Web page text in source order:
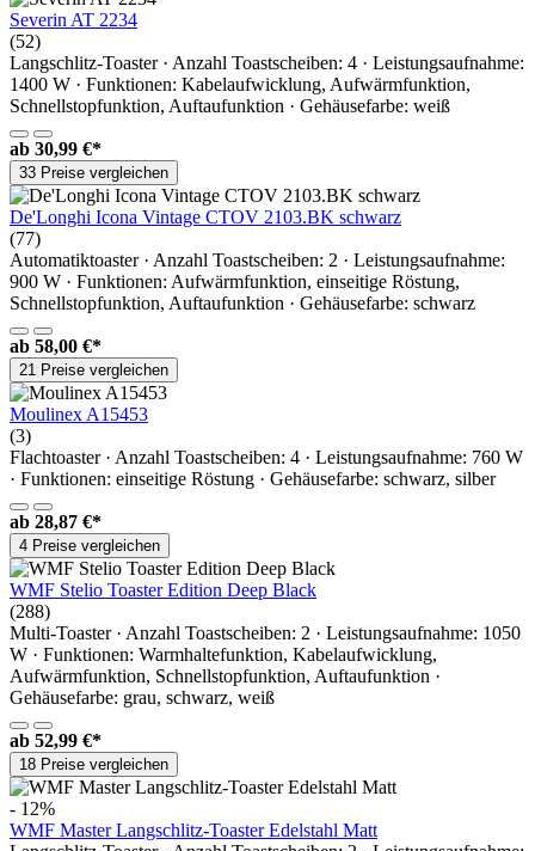
Severin AT 2234
(52)
Langschlitz-Toaster · Anzahl Toastscheiben: 4 · Leistungsaufnahme:
1400 W · Funktionen: Kabelaufwicklung, Aufwärmfunktion,
Schnellstopfunktion, Auftaufunktion · Gehäusefarbe: weiß
ab 30,99 €*
33 Preise vergleichen
De'Longhi Icona Vintage CTOV 2103.BK schwarz
(77)
Automatiktoaster · Anzahl Toastscheiben: 2 · Leistungsaufnahme:
900 W · Funktionen: Aufwärmfunktion, einseitige Röstung,
Schnellstopfunktion, Auftaufunktion · Gehäusefarbe: schwarz
ab 58,00 €*
21 Preise vergleichen
Moulinex A15453
(3)
Flachtoaster · Anzahl Toastscheiben: 4 · Leistungsaufnahme: 760 W
· Funktionen: einseitige Röstung · Gehäusefarbe: schwarz, silber
ab 28,87 €*
4 Preise vergleichen
WMF Stelio Toaster Edition Deep Black
(288)
Multi-Toaster · Anzahl Toastscheiben: 2 · Leistungsaufnahme: 1050
W · Funktionen: Warmhaltefunktion, Kabelaufwicklung,
Aufwärmfunktion, Schnellstopfunktion, Auftaufunktion ·
Gehäusefarbe: grau, schwarz, weiß
ab 52,99 €*
18 Preise vergleichen
- 12%
WMF Master Langschlitz-Toaster Edelstahl Matt